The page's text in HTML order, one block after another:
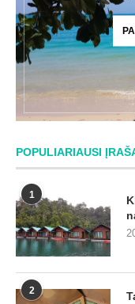
POPULIARIAUSI
1
2